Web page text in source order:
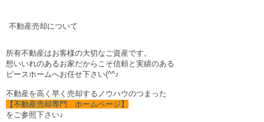
不動産売却について
所有不動産はお客様の大切なご資産です。
想いいれのあるお家だからこそ信頼と実績のある
ピースホームへお任せ下さい(^^♪
不動産を高く早く売却するノウハウのつまった
【不動産売却専門 ホームページ】
をご参照下さい♪